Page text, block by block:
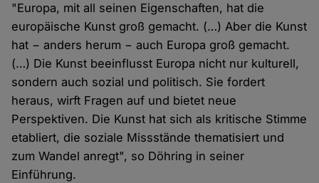
"Europa, mit all seinen Eigenschaften, hat die
europäische Kunst groß gemacht. (…) Aber die Kunst
hat − anders herum − auch Europa groß gemacht.
(…) Die Kunst beeinflusst Europa nicht nur kulturell,
sondern auch sozial und politisch. Sie fordert
heraus, wirft Fragen auf und bietet neue
Perspektiven. Die Kunst hat sich als kritische Stimme
etabliert, die soziale Missstände thematisiert und
zum Wandel anregt", so Döhring in seiner
Einführung.